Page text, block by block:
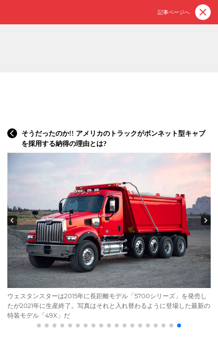
記事ページへ
そうだったのか!! アメリカのトラックがボンネット型キャブ
を採用する納得の理由とは?
ウェスタンスターは2015年に長距離モデル「5700シリーズ」を発売し
たが2021年に生産終了。写真はそれと入れ替わるように登場した最新の
特装モデル「49X」だ